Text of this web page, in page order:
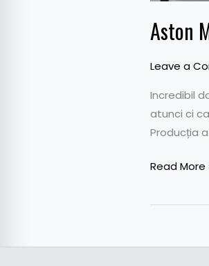
Aston
Leave a
Incredibil
atunci ci
Producția
Read More